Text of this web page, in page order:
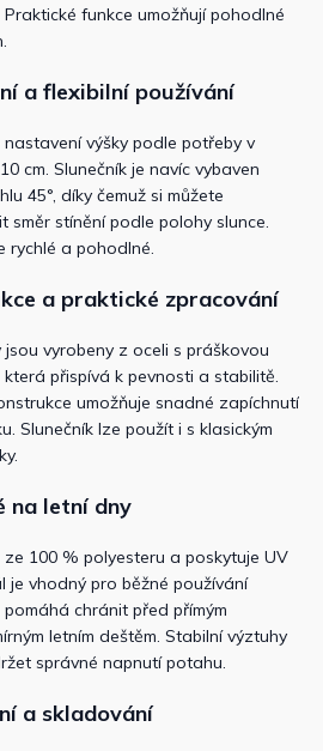
funkce umožňují pohodlné
a flexibilní používání
nastavení výšky podle potřeby v
cm. Slunečník je navíc vybaven
45°, díky čemuž si můžete
směr stínění podle polohy slunce.
rychlé a pohodlné.
a praktické zpracování
vyrobeny z oceli s práškovou
přispívá k pevnosti a stabilitě.
umožňuje snadné zapíchnutí
Slunečník lze použít i s klasickým
na letní dny
100 % polyesteru a poskytuje UV
je vhodný pro běžné používání
chránit před přímým
letním deštěm. Stabilní výztuhy
správné napnutí potahu.
a skladování